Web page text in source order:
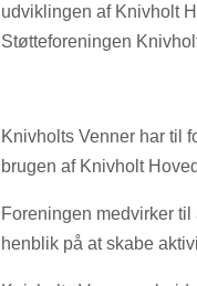
udviklingen af Knivholt
Støtteforeningen
Knivholts Venner har til
brugen af Knivholt
Foreningen medvirker
henblik på at skabe